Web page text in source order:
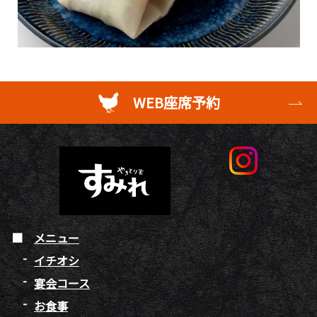
WEB座席予約
メニュー
イチオシ
宴会コース
お食事